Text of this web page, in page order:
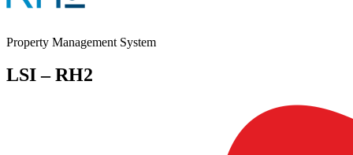
Property Management System
LSI – RH2